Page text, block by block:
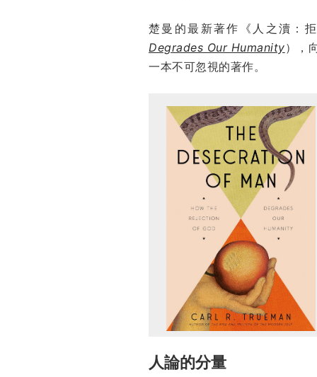
楚曼的最新著作《人之瀆：
Degrades Our Humanity），
一本不可忽視的著作。
人論的分量